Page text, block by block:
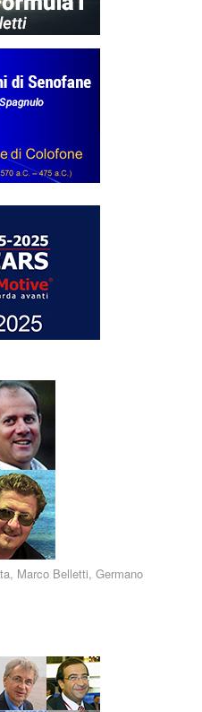
, Marco Belletti, Germano